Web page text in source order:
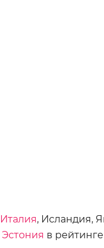
Италия, Исландия,
Эстония в